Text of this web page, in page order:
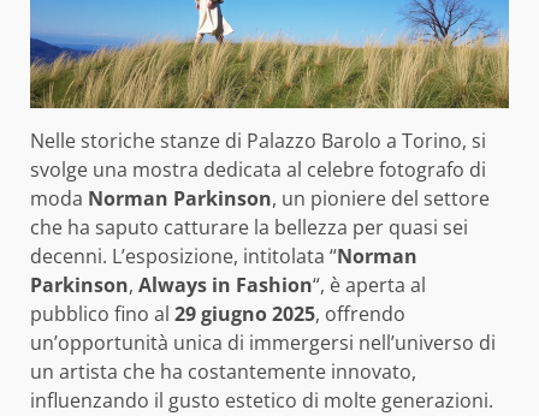
Nelle storiche stanze di Palazzo Barolo a Torino, si
svolge una mostra dedicata al celebre fotografo di
moda Norman Parkinson, un pioniere del settore
che ha saputo catturare la bellezza per quasi sei
decenni. L’esposizione, intitolata “Norman
Parkinson, Always in Fashion“, è aperta al
pubblico fino al 29 giugno 2025, offrendo
un’opportunità unica di immergersi nell’universo di
un artista che ha costantemente innovato,
influenzando il gusto estetico di molte generazioni.